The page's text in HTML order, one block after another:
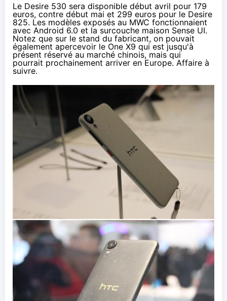
Le Desire 530 sera disponible début avril pour 179
euros, contre début mai et 299 euros pour le Desire
825. Les modèles exposés au MWC fonctionnaient
avec Android 6.0 et la surcouche maison Sense UI.
Notez que sur le stand du fabricant, on pouvait
également apercevoir le One X9 qui est jusqu'à
présent réservé au marché chinois, mais qui
pourrait prochainement arriver en Europe. Affaire à
suivre.